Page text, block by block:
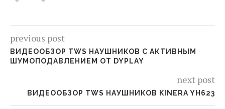
previous post
ВИДЕООБЗОР TWS НАУШНИКОВ С АКТИВНЫМ
ШУМОПОДАВЛЕНИЕМ ОТ DYPLAY
next post
ВИДЕООБЗОР TWS НАУШНИКОВ KINERA YH623